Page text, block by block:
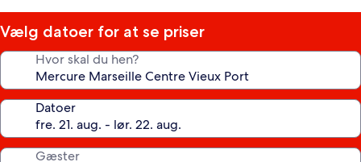
Vælg datoer for at se priser
Hvor skal du hen?
Datoer
Gæster